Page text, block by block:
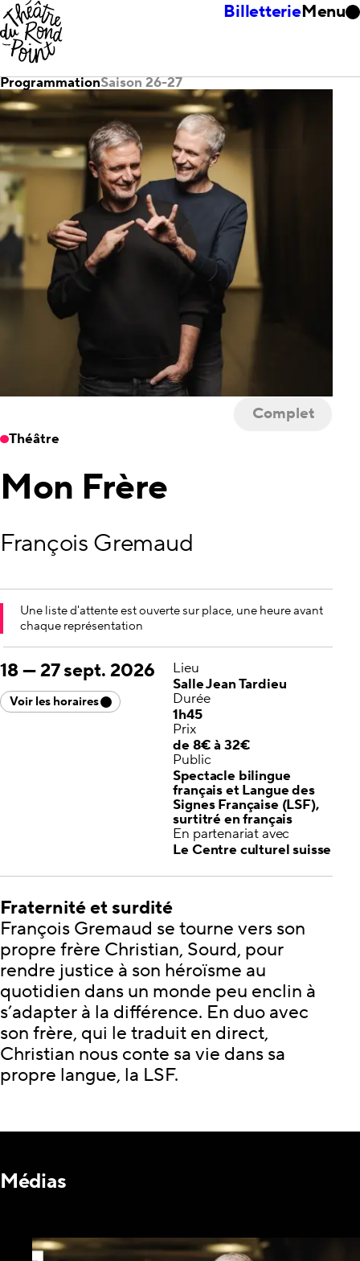
BilletterieMenu
ProgrammationSaison 26-27
Théâtre
Complet
Mon Frère
François Gremaud
Une liste d'attente est ouverte sur place, une heure avant
chaque représentation
18—27 sept. 2026
Voir les horaires
Lieu
Salle Jean Tardieu
Durée
1h45
Prix
de 8€ à 32€
Public
Spectacle bilingue
français et Langue des
Signes Française (LSF),
surtitré en français
En partenariat avec
Le Centre culturel suisse
Fraternité et surdité
François Gremaud se tourne vers son
propre frère Christian, Sourd, pour
rendre justice à son héroïsme au
quotidien dans un monde peu enclin à
s’adapter à la différence. En duo avec
son frère, qui le traduit en direct,
Christian nous conte sa vie dans sa
propre langue, la LSF.
Médias